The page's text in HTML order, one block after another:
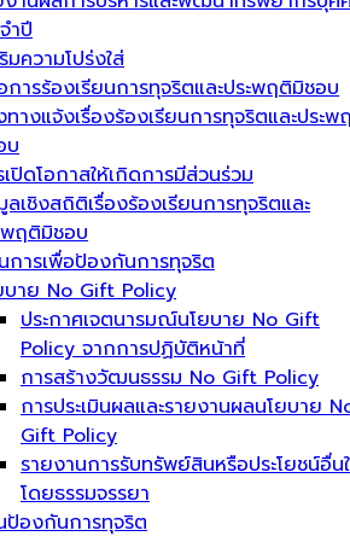
ำปี
มความโปร่งใส่
การร้องเรียนการทุจริตและประพฤติมิชอบ
างแจ้งเรื่องร้องเรียนการทุจริตและประพ
บ
ปิดโอกาสให้เกิดการมีส่วนร่วม
เชิงสถิติเรื่องร้องเรียนการทุจริตและ
พฤติมิชอบ
การเพื่อป้องกันการทุจริต
บาย No Gift Policy
ประกาศเจตนารมณ์นโยบาย No Gift
Policy จากการปฏิบัติหน้าที่
การสร้างวัฒนธรรม No Gift Policy
การประเมินผลและรายงานผลนโยบาย
Gift Policy
รายงานการรับทรัพย์สินหรือประโยชน์อื่น
โดยธรรมจรรยา
ป้องกันการทุจริต